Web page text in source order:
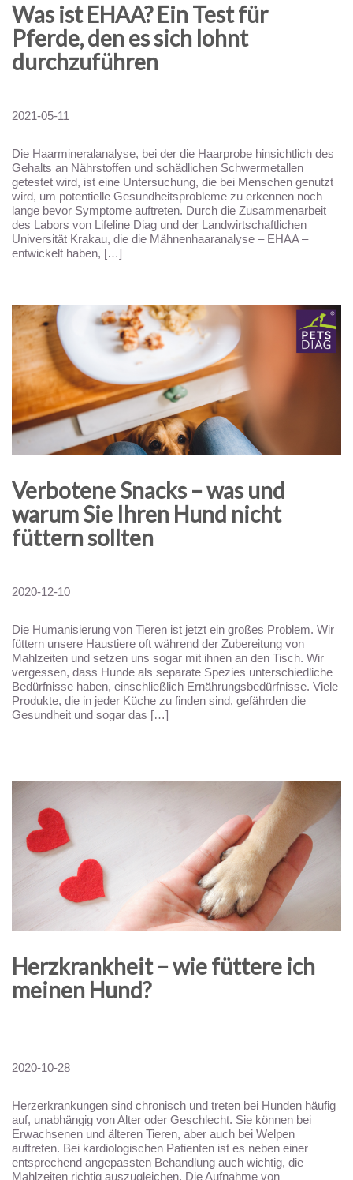
Was ist EHAA? Ein Test für
Pferde, den es sich lohnt
durchzuführen
2021-05-11
Die Haarmineralanalyse, bei der die Haarprobe hinsichtlich des
Gehalts an Nährstoffen und schädlichen Schwermetallen
getestet wird, ist eine Untersuchung, die bei Menschen genutzt
wird, um potentielle Gesundheitsprobleme zu erkennen noch
lange bevor Symptome auftreten. Durch die Zusammenarbeit
des Labors von Lifeline Diag und der Landwirtschaftlichen
Universität Krakau, die die Mähnenhaaranalyse – EHAA –
entwickelt haben, […]
Verbotene Snacks – was und
warum Sie Ihren Hund nicht
füttern sollten
2020-12-10
Die Humanisierung von Tieren ist jetzt ein großes Problem. Wir
füttern unsere Haustiere oft während der Zubereitung von
Mahlzeiten und setzen uns sogar mit ihnen an den Tisch. Wir
vergessen, dass Hunde als separate Spezies unterschiedliche
Bedürfnisse haben, einschließlich Ernährungsbedürfnisse. Viele
Produkte, die in jeder Küche zu finden sind, gefährden die
Gesundheit und sogar das […]
Herzkrankheit – wie füttere ich
meinen Hund?
2020-10-28
Herzerkrankungen sind chronisch und treten bei Hunden häufig
auf, unabhängig von Alter oder Geschlecht. Sie können bei
Erwachsenen und älteren Tieren, aber auch bei Welpen
auftreten. Bei kardiologischen Patienten ist es neben einer
entsprechend angepassten Behandlung auch wichtig, die
Mahlzeiten richtig auszugleichen. Die Aufnahme von